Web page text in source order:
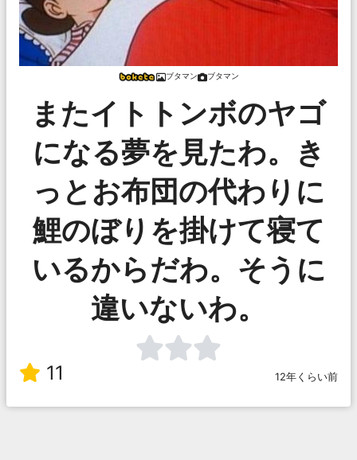
ブタマン ブタマン
またイトトンボのヤゴ
になる夢を見たわ。き
っとお布団の代わりに
鯉のぼりを掛けて寝て
いるからだわ。そうに
違いないわ。
11 12年くらい前